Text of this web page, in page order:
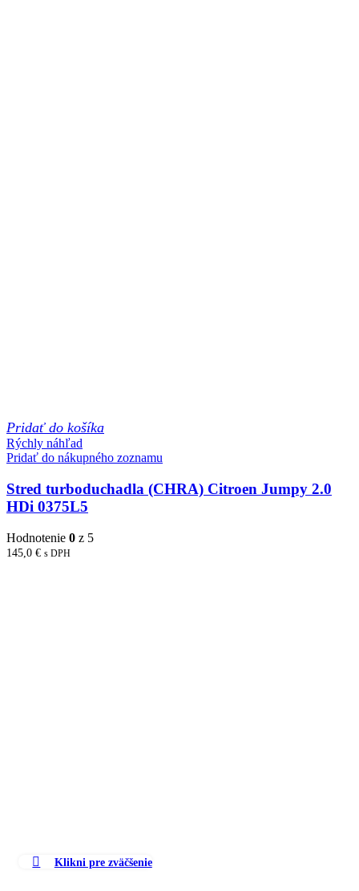
Klikni pre zväčšenie
Pridať do košíka
Rýchly náhľad
Pridať do nákupného zoznamu
Stred turboduchadla (CHRA) Citroen Jumpy 2.0
HDi 0375L5
Hodnotenie 0 z 5
145,0 € s DPH